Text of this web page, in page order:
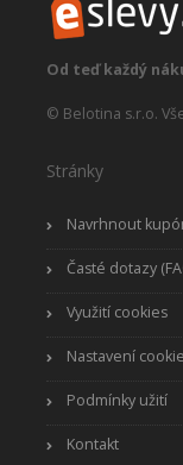
Od teď každý
© Belotina s.r.o.
Stránky
Navrhnout
Časté dotazy
Využití cookies
Nastavení
Podmínky užití
Kontakt